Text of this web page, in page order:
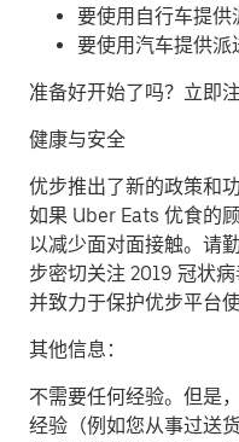
要使用自行车提供
要使用汽车提供派
准备好开始了吗？立即
健康与安全
优步推出了新的政策和
如果 Uber Eats 优食的
以减少面对面接触。请
步密切关注 2019 冠状
并致力于保护优步平台
其他信息：
不需要任何经验。但是
经验（例如您从事过送